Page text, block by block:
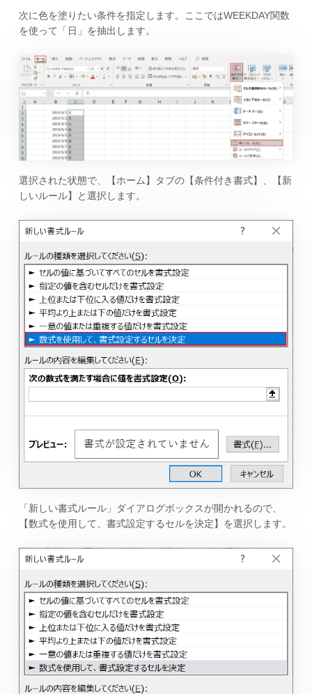
次に色を塗りたい条件を指定します。ここではWEEKDAY関数
を使って「日」を抽出します。
選択された状態で、【ホーム】タブの【条件付き書式】、【新
しいルール】と選択します。
「新しい書式ルール」ダイアログボックスが開かれるので、
【数式を使用して、書式設定するセルを決定】を選択します。